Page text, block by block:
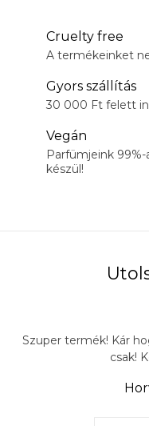
Cruelty free
A termékeinket
Gyors szállítás
30 000 Ft felett
Vegán
Parfümjeink
készül!
Szuper termék! Kár
csak!